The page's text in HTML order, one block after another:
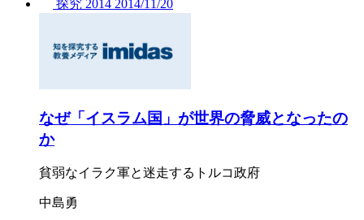
探究 2014 2014/11/20
なぜ「イスラム国」が世界の脅威となったの
か
貧弱なイラク軍と迷走するトルコ政府
中島勇